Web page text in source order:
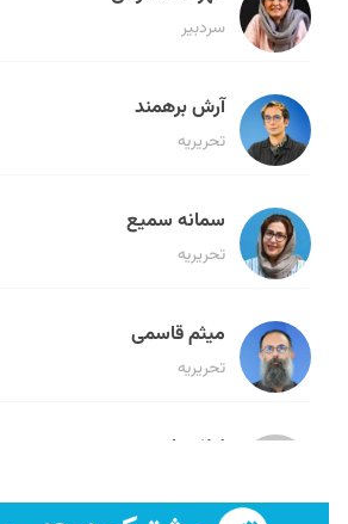
سردبیر
آرش برهمند
تحریریه
سمانه سمیع
تحریریه
میثم قاسمی
تحریریه
لیلا حنارود